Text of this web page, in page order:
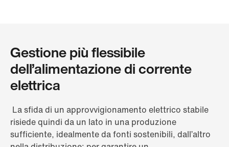
Gestione più flessibile
dell’alimentazione di corrente
elettrica
La sfida di un approvvigionamento elettrico stabile
risiede quindi da un lato in una produzione
sufficiente, idealmente da fonti sostenibili, dall’altro